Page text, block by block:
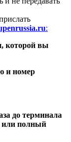
:
которой вы
и номер
до терминала
или полный